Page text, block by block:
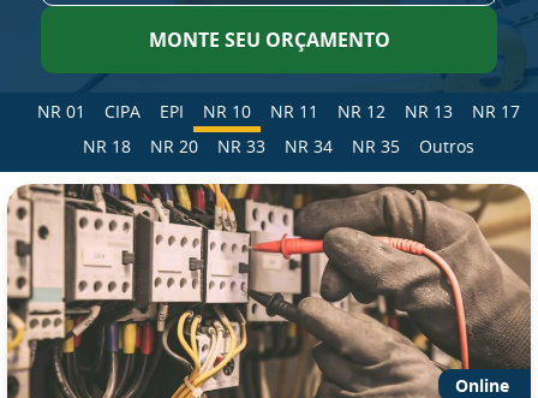
MONTE SEU ORÇAMENTO
NR 01 CIPA EPI NR 10 NR 11 NR 12 NR 13
NR 17
NR 18
NR 20 NR 33 NR 34 NR 35 Outros
Online